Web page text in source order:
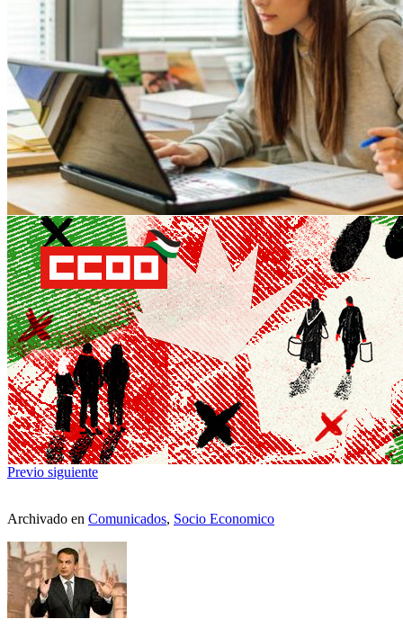
Previo siguiente
Archivado en Comunicados, Socio Economico